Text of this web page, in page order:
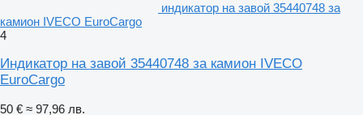
индикатор на завой 35440748 за
камион IVECO EuroCargo
4
Индикатор на завой 35440748 за камион IVECO
EuroCargo
50 € ≈ 97,96 лв.